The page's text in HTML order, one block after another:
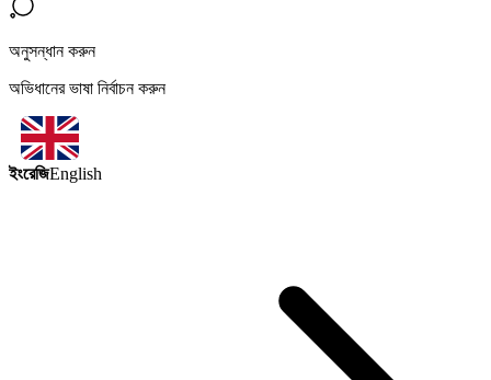
অনুসন্ধান করুন
অভিধানের ভাষা নির্বাচন করুন
ইংরেজিEnglish